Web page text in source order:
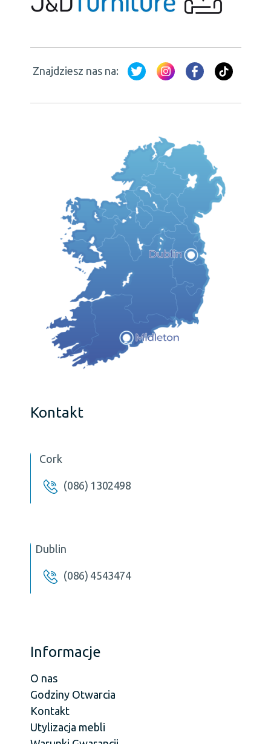
Znajdziesz nas na:
Kontakt
Cork
(086) 1302498
Dublin
(086) 4543474
Informacje
O nas
Godziny Otwarcia
Kontakt
Utylizacja mebli